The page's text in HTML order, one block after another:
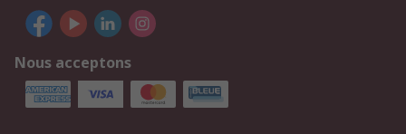
Nous acceptons